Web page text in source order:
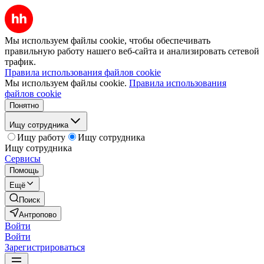
Мы используем файлы cookie, чтобы обеспечивать
правильную работу нашего веб-сайта и анализировать сетевой
трафик.
Правила использования файлов cookie
Мы используем файлы cookie. Правила использования
файлов cookie
Понятно
Ищу сотрудника
Ищу работу
Ищу сотрудника
Ищу сотрудника
Сервисы
Помощь
Ещё
Поиск
Антропово
Войти
Войти
Зарегистрироваться